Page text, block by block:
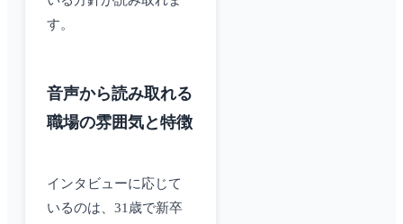
す。
音声から読み取れる
職場の雰囲気と特徴
インタビューに応じて
いるのは、31歳で新卒